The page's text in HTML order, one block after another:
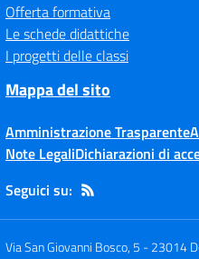
Offerta formativa
Le schede didattiche
I progetti delle classi
Mappa del sito
Amministrazione Trasparente
Note LegaliDichiarazioni di
Seguici su:
Via San Giovanni Bosco, 5 -23014